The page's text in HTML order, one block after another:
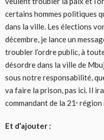
certains hommes politiques
dans la ville. Les élections
décembre, je lance un
troubler l’ordre public, à
désordre dans la ville de
sous notre responsabilité,
va faire la prison, pas ici. Il
commandant de la 21ᵉ
Et d’ajouter :